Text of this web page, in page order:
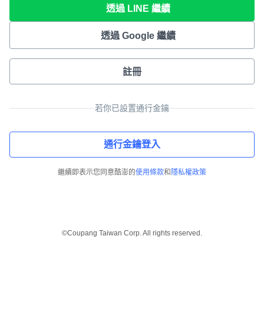
透過 LINE 繼續
透過 Google 繼續
註冊
若你已設置通行金鑰
通行金鑰登入
繼續即表示您同意酷澎的使用條款和 隱私權政策
©Coupang Taiwan Corp. All rights reserved.